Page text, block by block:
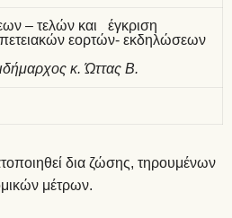
– τελών και έγκριση
εορτών- εκδηλώσεων
κ. Ώττας Β.
δια ζώσης, τηρουμένων
μέτρων.